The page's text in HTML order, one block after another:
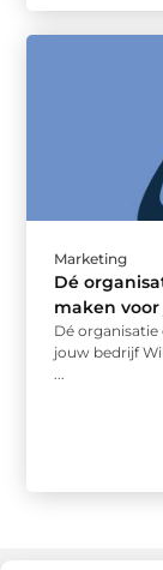
Marketing
Dé
maken
Dé
jouw bedrijf
...